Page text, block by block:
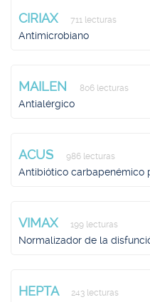
CIRIAX 711 lecturas
Antimicrobiano
MAILEN 806 lecturas
Antialérgico
ACUS 986 lecturas
Antibiótico carbapenémico
VIMAX 199 lecturas
Normalizador de la
HEPTA 243 lecturas